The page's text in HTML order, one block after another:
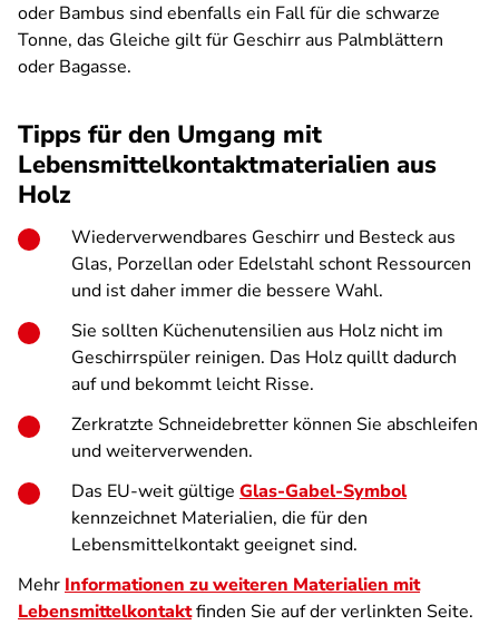
oder Bambus sind ebenfalls ein Fall für die schwarze
Tonne, das Gleiche gilt für Geschirr aus Palmblättern
oder Bagasse.
Tipps für den Umgang mit
Lebensmittelkontaktmaterialien aus
Holz
Wiederverwendbares Geschirr und Besteck aus
Glas, Porzellan oder Edelstahl schont Ressourcen
und ist daher immer die bessere Wahl.
Sie sollten Küchenutensilien aus Holz nicht im
Geschirrspüler reinigen. Das Holz quillt dadurch
auf und bekommt leicht Risse.
Zerkratzte Schneidebretter können Sie abschleifen
und weiterverwenden.
Das EU-weit gültige Glas-Gabel-Symbol
kennzeichnet Materialien, die für den
Lebensmittelkontakt geeignet sind.
Mehr Informationen zu weiteren Materialien mit
Lebensmittelkontaktfinden Sie auf der verlinkten Seite.